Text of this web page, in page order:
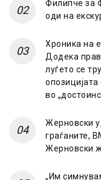
Филипче за
оди на
Хроника на
Додека
луѓето се
опозицијата
во
Жерновски
граѓаните,
Жерновски
„Им